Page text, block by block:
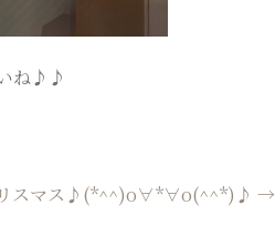
いね♪♪
リスマス♪(*^^)o∀*∀o(^^*)♪→